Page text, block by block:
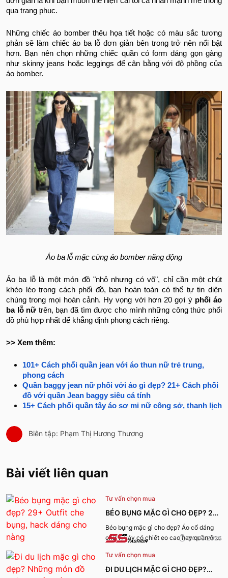
qua trang phục.
Những chiếc áo bomber thêu họa tiết hoặc có màu sắc tương
phản sẽ làm chiếc áo ba lỗ đơn giản bên trong trở nên nổi bật
hơn. Bạn nên chọn những chiếc quần có form dáng gọn gàng
như skinny jeans hoặc leggings để cân bằng với độ phồng của
áo bomber.
Áo ba lỗ mặc cùng áo bomber năng động
Áo ba lỗ là một món đồ "nhỏ nhưng có võ", chỉ cần một chút
khéo léo trong cách phối đồ, bạn hoàn toàn có thể tự tin diện
chúng trong mọi hoàn cảnh. Hy vọng với hơn 20 gợi ý phối áo
ba lỗ nữ trên, bạn đã tìm được cho mình những công thức phối
đồ phù hợp nhất để khẳng định phong cách riêng.
>> Xem thêm:
101+ Cách phối quần jean với áo thun nữ trẻ trung,
phong cách
Quần baggy jean nữ phối với áo gì đẹp? 21+ Cách phối
đồ với quần Jean baggy siêu cá tính
15+ Cách phối quần tây áo sơ mi nữ công sở, thanh lịch
Biên tập: Phạm Thị Hương Thương
Bài viết liên quan
Tư vấn chọn mua
BÉO BỤNG MẶC GÌ CHO ĐẸP? 29+
OUTFIT CHE BỤNG, HACK DÁNG
CHO NÀNG
Béo bụng mặc gì cho đẹp? Áo cổ dáng
chữ V, váy có chiết eo cao hay quần ống
Fashion sẽ chia sẻ đến bạn 30 cách mix
để tạo outfit tuyệt nhất.
24.03.2026
Tư vấn chọn mua
ĐI DU LỊCH MẶC GÌ CHO ĐẸP?